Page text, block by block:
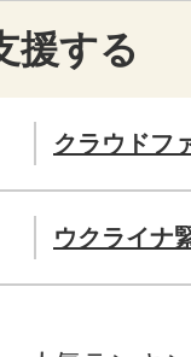
援する
クラウドフ
ウクライナ